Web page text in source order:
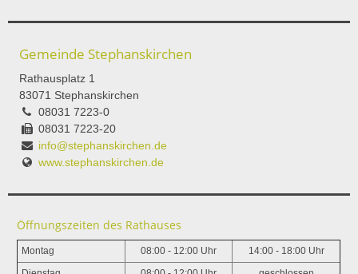
Gemeinde Stephanskirchen
Rathausplatz 1
83071 Stephanskirchen
08031 7223-0
08031 7223-20
info@stephanskirchen.de
www.stephanskirchen.de
Öffnungszeiten des Rathauses
Montag 08:00 - 12:00 Uhr 14:00 - 18:00 Uhr